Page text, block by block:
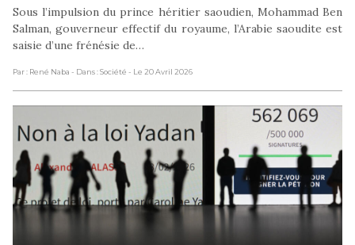
Sous l’impulsion du prince héritier saoudien, Mohammad Ben
Salman, gouverneur effectif du royaume, l’Arabie saoudite est
saisie d’une frénésie de…
Par : René Naba - Dans : Société - Le 20 Avril 2026